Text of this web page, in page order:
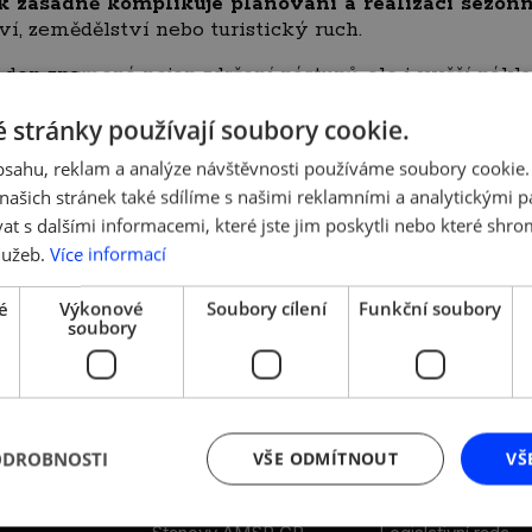
zemědělství nebo turistický ruch.
znamená nejen zdržení nástupů, ale i vyšší
malé a střední podniky jednoduše nejsou
na bedra podnikatelů a zaměstnanců, kteří za
(až 2 mil. korun).
spolupráci s Ministerstvem práce a sociálních
výpomoc bez zbytečné byrokracie a
provoz firem a narušovat plynulost pracovního
DALŠÍ ODKAZY LEGISLATIVA
stránky používají soubory cookie.
reklam a analýze návštěvnosti používáme soubory
stránek také sdílíme s našimi reklamními a analytickými
s dalšími informacemi, které jste jim poskytli nebo které
Více informací
Výkonové
soubory
Soubory cílení Funkční soubory
VŠE ODMÍTNOUT